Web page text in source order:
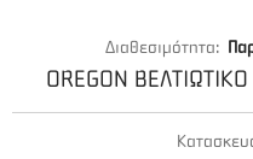
Διαθεσιμότητα:
OREGON